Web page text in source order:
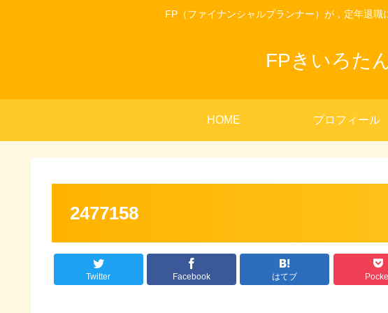
FP（ファイナンシャルプランナー）が，定年退
FPきいろた
HOME プロフィール
2477158
Twitter Facebook はてブ